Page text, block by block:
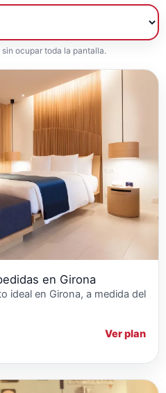
ocupar toda la pantalla.
en Girona
ideal en Girona, a medida del
Ver plan